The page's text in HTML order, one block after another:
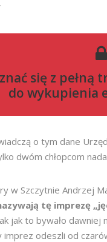
się z pełną
do wykupienia
o tym dane
dwóm chłopcom
w Szczytnie Andrzej
tę imprezę
jak to bywało
imprez odeszli od